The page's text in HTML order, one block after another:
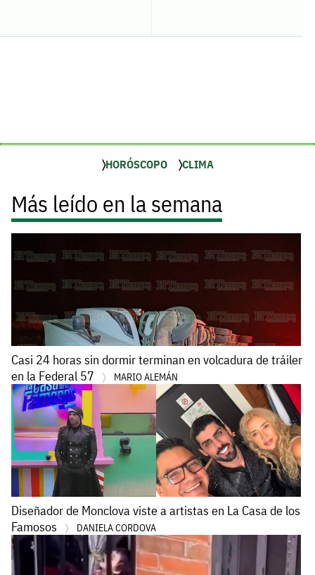
HORÓSCOPO CLIMA
Más leído en la semana
Casi 24 horas sin dormir terminan en volcadura de tráiler
en la Federal 57
MARIO ALEMÁN
Diseñador de Monclova viste a artistas en La Casa de los
Famosos
DANIELA CORDOVA